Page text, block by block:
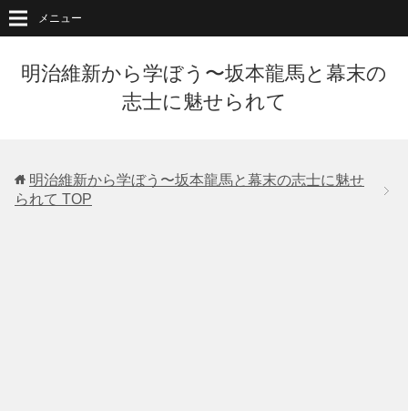
明治維新から学ぼう〜坂本龍馬と幕末の
志士に魅せられて
メニュー
明治維新から学ぼう〜坂本龍馬と幕末の志士に魅せ
られて TOP